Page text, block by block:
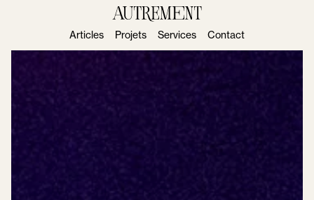
Articles Projets Services Contact